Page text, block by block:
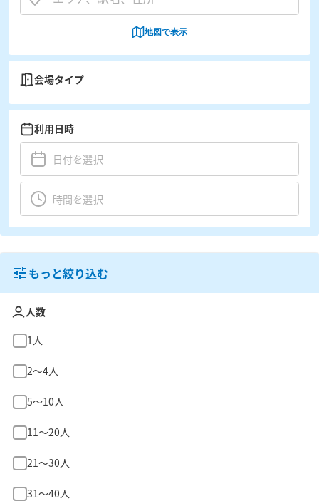
地図で表示
会場タイプ
利用日時
もっと絞り込む
人数
1人
2〜4人
5〜10人
11〜20人
21〜30人
31〜40人